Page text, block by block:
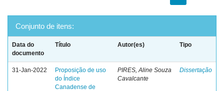
Conjunto de itens:
Data do
documento
Título Autor(es) Tipo
31-Jan-2022
Proposição de uso
do Índice
Canadense de
PIRES, Aline Souza
Cavalcante
Dissertação